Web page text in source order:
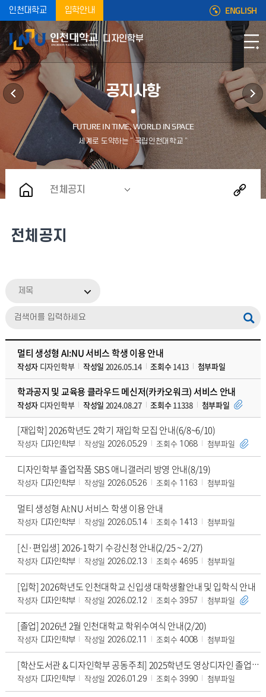
인천대학교 입학안내 ENGLISH
디자인학부
공지사항
전체공지
전체공지
제목
멀티 생성형 AI:NU 서비스 학생 이용 안내
작성자 디자인학부 작성일 2026.05.14 조회수1413 첨부파일
학과공지 및 교육용 클라우드 메신저(카카오워크) 서비스 안내
작성자 디자인학부 작성일 2024.08.27 조회수11338 첨부파일
[재입학] 2026학년도 2학기 재입학 모집 안내(6/8~6/10)
작성자 디자인학부 작성일 2026.05.29 조회수 1068 첨부파일
디자인학부 졸업작품 SBS 애니갤러리 방영 안내(8/19)
작성자 디자인학부 작성일 2026.05.26 조회수 1163 첨부파일
멀티 생성형 AI:NU 서비스 학생 이용 안내
작성자 디자인학부 작성일 2026.05.14 조회수 1413 첨부파일
[신·편입생] 2026-1학기 수강신청 안내(2/25 ~ 2/27)
작성자 디자인학부 작성일 2026.02.13 조회수 4695 첨부파일
[입학] 2026학년도 인천대학교 신입생 대학생활안내 및 입학식 안내
작성자 디자인학부 작성일 2026.02.12 조회수 3957 첨부파일
[졸업] 2026년 2월 인천대학교 학위수여식 안내(2/20)
작성자 디자인학부 작성일 2026.02.11 조회수 4008 첨부파일
[학산도서관 & 디자인학부 공동주최] 2025학년도 영상디자인 졸업작품 전시 안내(~2/2
작성자 디자인학부 작성일 2026.01.29 조회수 3990 첨부파일